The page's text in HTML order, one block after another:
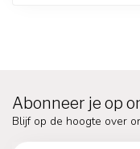
Abonneer je op
Blijf op de hoogte over